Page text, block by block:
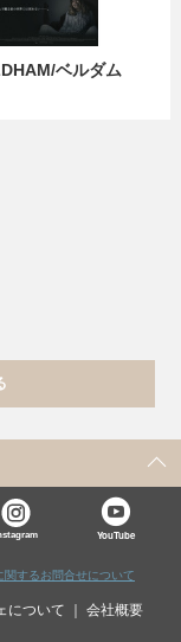
ベルダム
YouTube
関するお問合せについて
について 会社概要